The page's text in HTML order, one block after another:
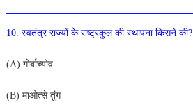
10. स्वतंत्र राज्यों के राष्ट्रकुल की स्थापना किसने की?
(A) गोर्बाच्योव
(B) माओत्से तुंग